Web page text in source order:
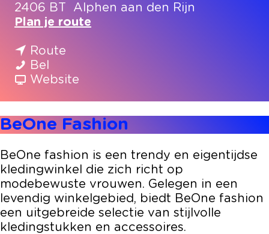
2406 BT
Alphen aan den Rijn
Plan je route
n
e
F
a
s
h
i
o
Route
a
e
O
n
e
F
a
s
h
Bel
e
e
F
a
s
h
i
o
n
Website
B
e
O
n
e
F
a
s
BeOne Fashion
BeOne fashion is een trendy en eigentijdse
kledingwinkel die zich richt op
modebewuste vrouwen. Gelegen in een
levendig winkelgebied, biedt BeOne fashion
een uitgebreide selectie van stijlvolle
kledingstukken en accessoires.